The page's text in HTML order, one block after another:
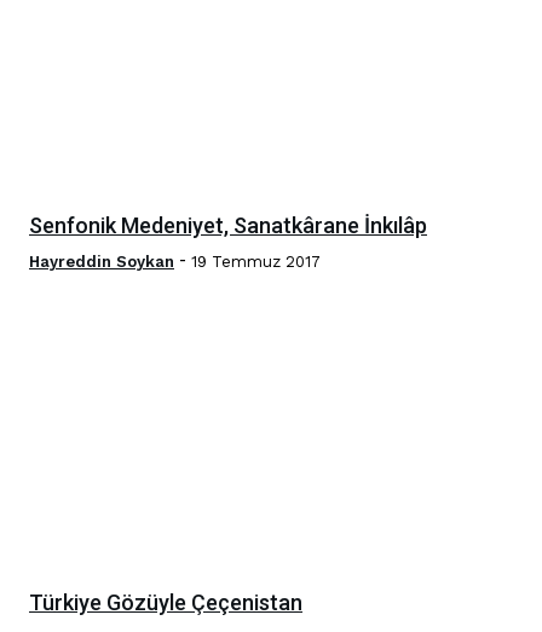
Senfonik Medeniyet, Sanatkârane İnkılâp
Hayreddin Soykan - 19 Temmuz 2017
Türkiye Gözüyle Çeçenistan